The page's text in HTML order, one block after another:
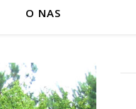
O NAS